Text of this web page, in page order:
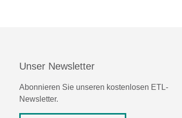
Unser Newsletter
Abonnieren Sie unseren kostenlosen ETL-
Newsletter.